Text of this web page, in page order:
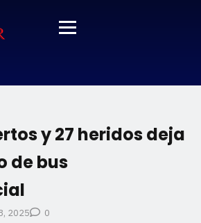
y 27 heridos deja
de bus
2025 0